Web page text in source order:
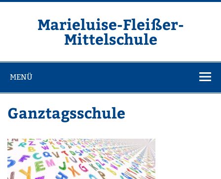
Zum
Marieluise-Fleißer-
Mittelschule
MENÜ
Ganztagsschule